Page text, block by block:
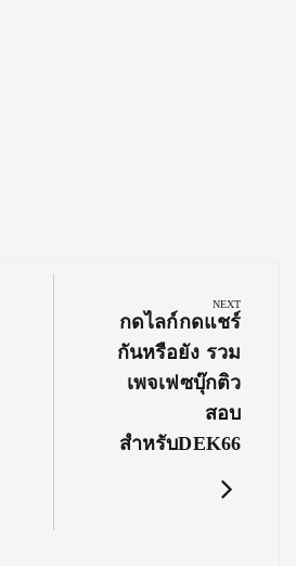
NEXT
Next
Post:
กดไลก์กดแชร์
กันหรือยัง รวม
เพจเฟซบุ๊กติว
สอบ
สำหรับDEK66